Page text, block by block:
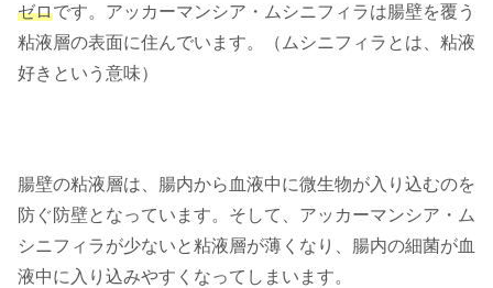
ゼロです。アッカーマンシア・ムシニフィラは腸壁を覆う
粘液層の表面に住んでいます。（ムシニフィラとは、粘液
好きという意味）
腸壁の粘液層は、腸内から血液中に微生物が入り込むのを
防ぐ防壁となっています。そして、アッカーマンシア・ム
シニフィラが少ないと粘液層が薄くなり、腸内の細菌が血
液中に入り込みやすくなってしまいます。